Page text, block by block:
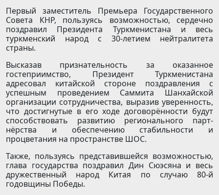
Первый заместитель Премьера Государственного
Совета КНР, пользуясь возможностью, сердечно
поздравил Президента Туркменистана и весь
туркменский народ с 30-летием нейтралитета
страны.
Высказав признательность за оказанное
гостеприимство, Президент Туркменистана
адресовал китайской стороне поздравления с
успешным проведением Саммита Шанхайской
организации сотрудничества, выразив уверенность,
что достигнутые в его ходе договорённости будут
способствовать развитию регионального парт­
нёрства и обеспечению стабильности и
процветания на пространстве ШОС.
Также, пользуясь представившейся возможностью,
глава государства поздравил Дин Сюэсяна и весь
дружественный народ Китая по случаю 80-й
годовщины Победы.